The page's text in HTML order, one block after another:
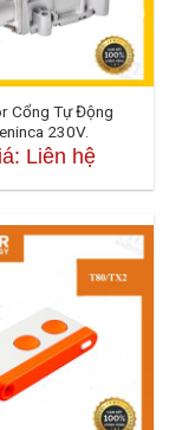
Cổng Tự Động
230V.
Liên hệ